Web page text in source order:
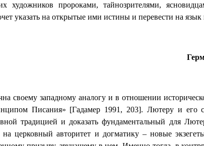
художников пророками, тайнозрителями,
указать на открытые ими истины и перевести на
своему западному аналогу и в отношении
Писания» [Гадамер 1991, 203]. Лютеру и его
традицией и доказать фундаментальный для
на церковный авторитет и догматику – новые